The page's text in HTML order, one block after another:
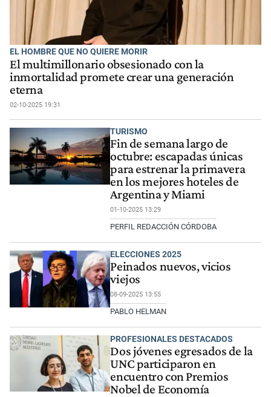
EL HOMBRE QUE NO QUIERE MORIR
El multimillonario obsesionado con la
inmortalidad promete crear una generación
eterna
02-10-2025 19:31
TURISMO
Fin de semana largo de
octubre: escapadas únicas
para estrenar la primavera
en los mejores hoteles de
Argentina y Miami
01-10-2025 13:29
PERFIL REDACCIÓN CÓRDOBA
ELECCIONES 2025
Peinados nuevos, vicios
viejos
08-09-2025 13:55
PABLO HELMAN
PROFESIONALES DESTACADOS
Dos jóvenes egresados de la
UNC participaron en
encuentro con Premios
Nobel de Economía